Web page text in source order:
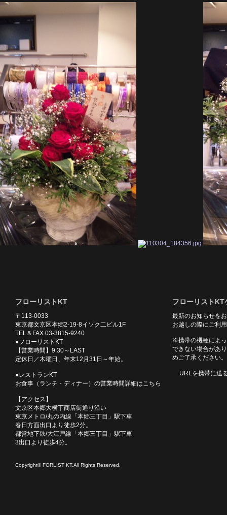
フローリストKT
〒113-0033
東京都文京区本郷2-19-8イソク二ビル1F
TEL＆FAX 03-3815-9240
●フローリストKT
【営業時間】9:30～LAST
定休日／木曜日、年末12月31日～年始。
●レストランKT
お食事（ランチ・ディナー）の営業時間詳細はこちら
【アクセス】
文京区本郷大横丁商店街通り沿い
東京メトロ/丸の内線「本郷三丁目」駅下車
春日方面出口より徒歩2分。
都営地下鉄/大江戸線「本郷三丁目」駅下車
3出口より徒歩4分。
フローリストKT
最新のお知らせを
お越しの際にご利
※携帯の機種によ
できない場合があ
めご了承ください。
URLを携帯に送
Copyright© FORLIST KT.All Rights Reserved.